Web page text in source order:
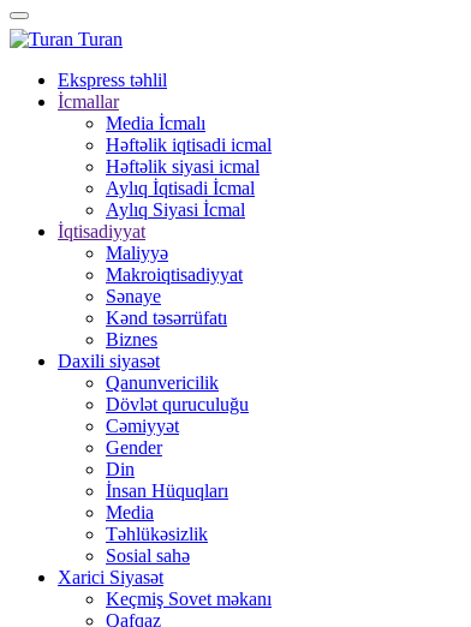
Turan
Ekspress təhlil
İcmallar
Media İcmalı
Həftəlik iqtisadi icmal
Həftəlik siyasi icmal
Aylıq İqtisadi İcmal
Aylıq Siyasi İcmal
İqtisadiyyat
Maliyyə
Makroiqtisadiyyat
Sənaye
Kənd təsərrüfatı
Biznes
Daxili siyasət
Qanunvericilik
Dövlət quruculuğu
Cəmiyyət
Gender
Din
İnsan Hüquqları
Media
Təhlükəsizlik
Sosial sahə
Xarici Siyasət
Keçmiş Sovet məkanı
Qafqaz